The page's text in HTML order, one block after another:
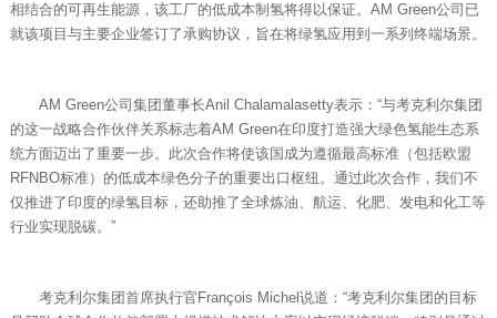
相结合的可再生能源，该工厂的低成本制氢将得以保证。AM Green公司已
就该项目与主要企业签订了承购协议，旨在将绿氢应用到一系列终端场景。
AM Green公司集团董事长Anil Chalamalasetty表示：“与考克利尔集团
的这一战略合作伙伴关系标志着AM Green在印度打造强大绿色氢能生态系
统方面迈出了重要一步。此次合作将使该国成为遵循最高标准（包括欧盟
RFNBO标准）的低成本绿色分子的重要出口枢纽。通过此次合作，我们不
仅推进了印度的绿氢目标，还助推了全球炼油、航运、化肥、发电和化工等
行业实现脱碳。”
考克利尔集团首席执行官François Michel说道：“考克利尔集团的目标